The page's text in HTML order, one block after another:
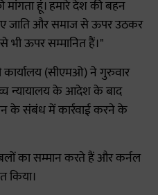
मांगता हूं। हमारे देश की बहन
हुए जाति और समाज से ऊपर उठकर
भी ऊपर सम्मानित हैं।"
(सीएमओ) ने गुरुवार
न्यायालय के आदेश के बाद
के संबंध में कार्रवाई करने के
का सम्मान करते हैं और कर्नल
किया।